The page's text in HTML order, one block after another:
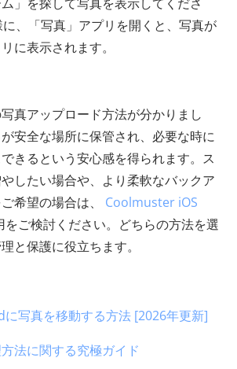
、「写真」アプリを開くと、写真が
に表示されます。
真アップロード方法が分かりまし
安全な場所に保管され、必要な時に
きるという安心感を得られます。ス
したい場合や、より柔軟なバックア
希望の場合は、 Coolmuster iOS
をご検討ください。どちらの方法を選
と保護に役立ちます。
写真を移動する方法 [2026年更新]
法に関する究極ガイド